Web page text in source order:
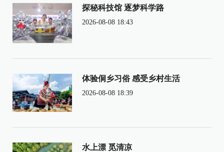
探秘科技馆 逐梦科学路
2026-08-08 18:43
体验侗乡习俗 感受乡村生活
2026-08-08 18:39
水上漂 觅清凉